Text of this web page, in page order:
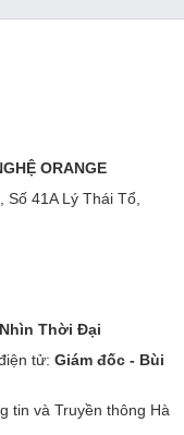
ORANGE
41A Lý Thái Tổ,
Thời Đại
tử: Giám đốc - Bùi
tin và Truyền thông Hà